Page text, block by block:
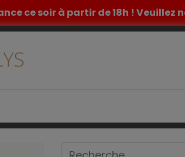
ce soir à partir de 18h ! Veuillez